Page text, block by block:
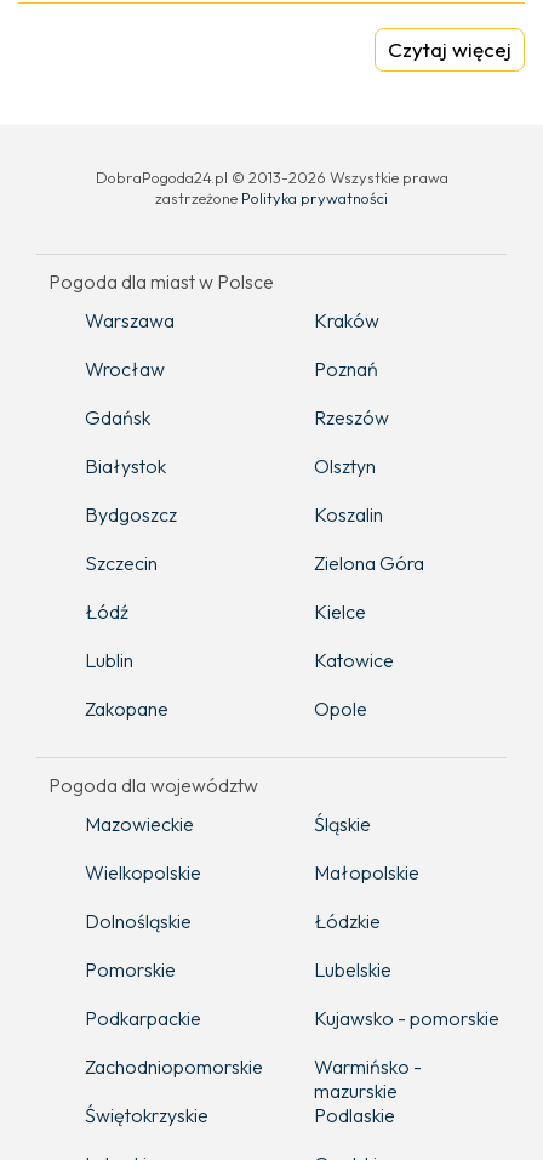
Czytaj więcej
DobraPogoda24.pl © 2013-2026 Wszystkie prawa
zastrzeżone Polityka prywatności
Pogoda dla miast w Polsce
Warszawa
Kraków
Wrocław
Poznań
Gdańsk
Rzeszów
Białystok
Olsztyn
Bydgoszcz
Koszalin
Szczecin
Zielona Góra
Łódź
Kielce
Lublin
Katowice
Zakopane
Opole
Pogoda dla województw
Mazowieckie
Śląskie
Wielkopolskie
Małopolskie
Dolnośląskie
Łódzkie
Pomorskie
Lubelskie
Podkarpackie
Kujawsko - pomorskie
Zachodniopomorskie
Warmińsko -
mazurskie
Świętokrzyskie
Podlaskie